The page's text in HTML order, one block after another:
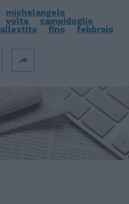
michelangelo
volta
campidoglio
allestita fino febbraio